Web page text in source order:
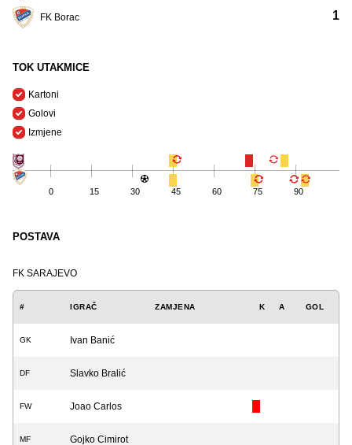
FK Borac 1
TOK UTAKMICE
Kartoni
Golovi
Izmjene
0 15 30 45 60 75 90
POSTAVA
FK SARAJEVO
# IGRAČ ZAMJENA K A GOL
GK Ivan Banić
DF Slavko Bralić
FW Joao Carlos
MF Gojko Cimirot